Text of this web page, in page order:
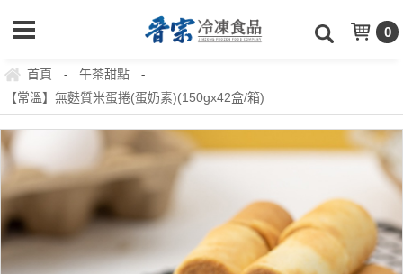
0
首頁 - 午茶甜點 -
【常溫】無麩質米蛋捲(蛋奶素)(150gx42盒/箱)